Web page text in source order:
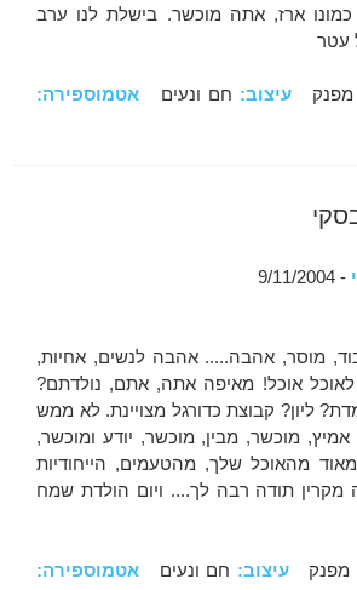
כמונו ארז, אתה מוכשר. בישלת לנו ערב
עטר
מפנקעיצוב: חם ונעים אטמוספירה:
- 9/11/2004
כבוד, מוסר, אהבה..... אהבה לנשים, אחיות,
אוכל! מאיפה אתה, אתם, נולדתם?
ליון? קבוצת כדורגל מצויינת. לא ממש
מוכשר, מבין, מוכשר, יודע ומוכשר,
מהאוכל שלך, מהטעמים, הייחודיות
תודה רבה לך.... ויום הולדת שמח
מפנקעיצוב: חם ונעים אטמוספירה: